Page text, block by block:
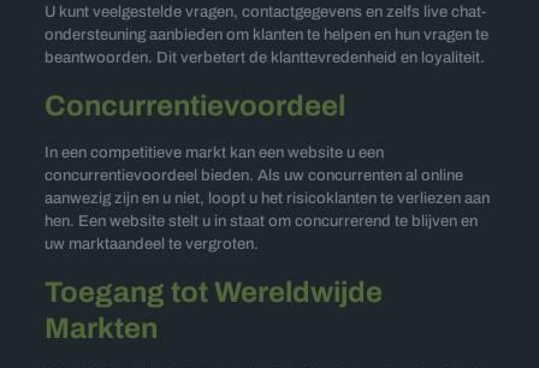
U kunt veelgestelde vragen, contactgegevens en zelfs live chat-
ondersteuning aanbieden om klanten te helpen en hun vragen te
beantwoorden. Dit verbetert de klanttevredenheid en loyaliteit.
Concurrentievoordeel
In een competitieve markt kan een website u een
concurrentievoordeel bieden. Als uw concurrenten al online
aanwezig zijn en u niet, loopt u het risicoklanten te verliezen aan
hen. Een website stelt u in staat om concurrerend te blijven en
uw marktaandeel te vergroten.
Toegang tot Wereldwijde
Markten